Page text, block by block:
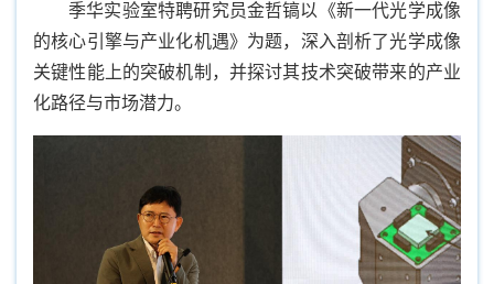
季华实验室特聘研究员金哲镐以《新一代光学成像
的核心引擎与产业化机遇》为题，深入剖析了光学成像
关键性能上的突破机制，并探讨其技术突破带来的产业
化路径与市场潜力。